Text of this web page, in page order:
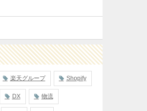
楽天グループ Shopify
DX 物流